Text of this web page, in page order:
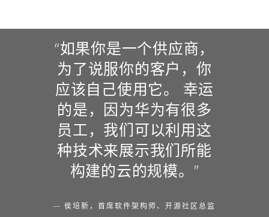
“如果你是一个供应商，
为了说服你的客户，你
应该自己使用它。 幸运
的是，因为华为有很多
员工，我们可以利用这
种技术来展示我们所能
构建的云的规模。”
— 侯培新，首席软件架构师、开源社区总监